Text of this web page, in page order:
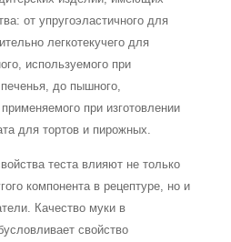
от упругоэластичного для
легкотекучего для
используемого при
до пышного,
при изготовлении
для тортов и пирожных.
теста влияют не только
компонента в рецептуре, но и
Качество муки в
свойство